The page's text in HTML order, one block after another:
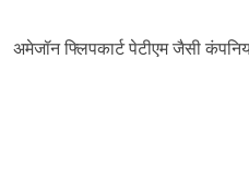
अमेजॉन फ्लिपकार्ट पेटीएम जैसी